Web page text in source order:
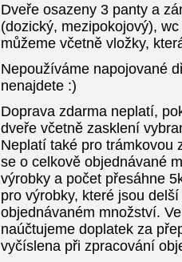
Dveře osazeny 3 panty a
(dozický, mezipokojový),
můžeme včetně vložky,
Nepoužíváme napojované
nenajdete :)
Doprava zdarma neplatí,
dveře včetně zasklení
Neplatí také pro trámkovou
se o celkově objednávané
výrobky a počet přesáhne
pro výrobky, které jsou
objednávaném množství.
naúčtujeme doplatek za
vyčíslena při zpracování